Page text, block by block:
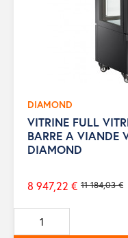
DIAMOND
VITRINE FULL
BARRE A VIANDE
DIAMOND
Prix
de
base
11 184,03 €
8 947,22 €